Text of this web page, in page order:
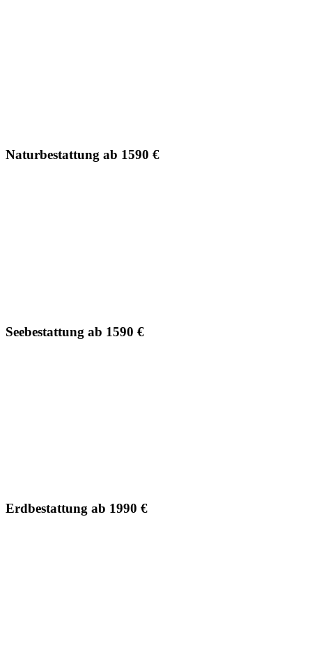
Naturbestattung ab 1590 €
Seebestattung ab 1590 €
Erdbestattung ab 1990 €